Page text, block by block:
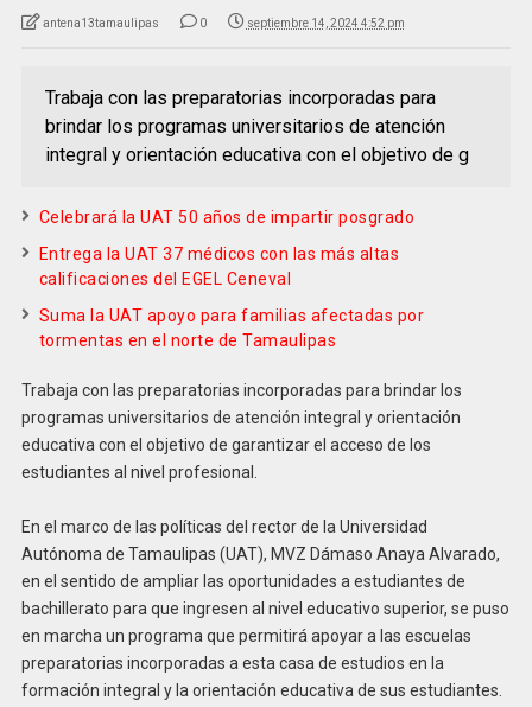
antena13tamaulipas 0 septiembre 14, 2024 4:52 pm
Trabaja con las preparatorias incorporadas para
brindar los programas universitarios de atención
integral y orientación educativa con el objetivo de g
Celebrará la UAT 50 años de impartir posgrado
Entrega la UAT 37 médicos con las más altas
calificaciones del EGEL Ceneval
Suma la UAT apoyo para familias afectadas por
tormentas en el norte de Tamaulipas
Trabaja con las preparatorias incorporadas para brindar los
programas universitarios de atención integral y orientación
educativa con el objetivo de garantizar el acceso de los
estudiantes al nivel profesional.
En el marco de las políticas del rector de la Universidad
Autónoma de Tamaulipas (UAT), MVZ Dámaso Anaya Alvarado,
en el sentido de ampliar las oportunidades a estudiantes de
bachillerato para que ingresen al nivel educativo superior, se puso
en marcha un programa que permitirá apoyar a las escuelas
preparatorias incorporadas a esta casa de estudios en la
formación integral y la orientación educativa de sus estudiantes.